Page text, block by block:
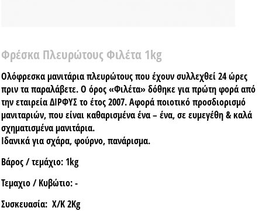
Φρέσκα Πλευρώτους Φιλέτα 1kg
Ολόφρεσκα μανιτάρια πλευρώτους που έχουν συλλεχθεί 24 ώρες
πριν τα παραλάβετε. Ο όρος «Φιλέτα» δόθηκε για πρώτη φορά από
την εταιρεία ΔΙΡΦΥΣ το έτος 2007. Αφορά ποιοτικό προσδιορισμό
μανιταριών, που είναι καθαρισμένα ένα – ένα, σε ευμεγέθη & καλά
σχηματισμένα μανιτάρια.
Ιδανικά για σχάρα, φούρνο, πανάρισμα.
Βάρος / τεμάχιο: 1kg
Τεμαχιο / Κυβώτιο:-
Συσκευασία: X/K 2Kg